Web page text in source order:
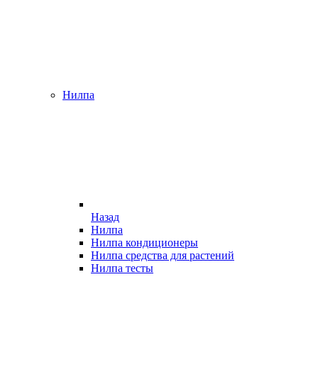
Нилпа
Назад
Нилпа
Нилпа кондиционеры
Нилпа средства для растений
Нилпа тесты